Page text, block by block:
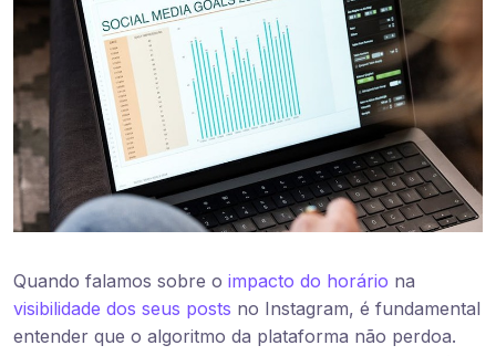
Quando falamos sobre o impacto do horário na
visibilidade dos seus posts no Instagram, é fundamental
entender que o algoritmo da plataforma não perdoa.